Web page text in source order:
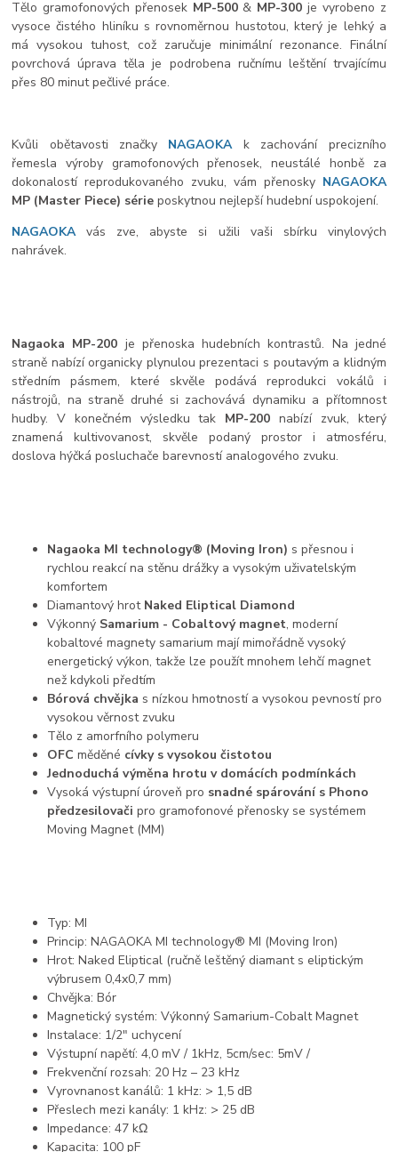
Tělo gramofonových přenosek MP-500& MP-300 je vyrobeno z
vysoce čistého hliníku s rovnoměrnou hustotou, který je lehký a
má vysokou tuhost, což zaručuje minimální rezonance. Finální
povrchová úprava těla je podrobena ručnímu leštění trvajícímu
přes 80 minut pečlivé práce.
Kvůli obětavosti značky NAGAOKAk zachování precizního
řemesla výroby gramofonových přenosek, neustálé honbě za
dokonalostí reprodukovaného zvuku, vám přenosky NAGAOKA
MP (Master Piece) série poskytnou nejlepší hudební uspokojení.
NAGAOKAvás zve, abyste si užili vaši sbírku vinylových
nahrávek.
Nagaoka MP-200 je přenoska hudebních kontrastů. Na jedné
straně nabízí organicky plynulou prezentaci s poutavým a klidným
středním pásmem, které skvěle podává reprodukci vokálů i
nástrojů, na straně druhé si zachovává dynamiku a přítomnost
hudby. V konečném výsledku tak MP-200 nabízí zvuk, který
znamená kultivovanost, skvěle podaný prostor i atmosféru,
doslova hýčká posluchače barevností analogového zvuku.
Nagaoka MI technology® (Moving Iron) s přesnou i
rychlou reakcí na stěnu drážky a vysokým uživatelským
komfortem
Diamantový hrot Naked Eliptical Diamond
Výkonný Samarium - Cobaltový magnet, moderní
kobaltové magnety samarium mají mimořádně vysoký
energetický výkon, takže lze použít mnohem lehčí magnet
než kdykoli předtím
Bórová chvějka s nízkou hmotností a vysokou pevností pro
vysokou věrnost zvuku
Tělo z amorfního polymeru
OFC měděné cívky s vysokou čistotou
Jednoduchá výměna hrotu v domácích podmínkách
Vysoká výstupní úroveň pro snadné spárování s Phono
předzesilovači pro gramofonové přenosky se systémem
Moving Magnet (MM)
Typ: MI
Princip: NAGAOKA MI technology® MI (Moving Iron)
Hrot: Naked Eliptical (ručně leštěný diamant s eliptickým
výbrusem 0,4x0,7 mm)
Chvějka: Bór
Magnetický systém: Výkonný Samarium-Cobalt Magnet
Instalace: 1/2″ uchycení
Výstupní napětí: 4,0 mV / 1kHz, 5cm/sec: 5mV /
Frekvenční rozsah: 20 Hz – 23 kHz
Vyrovnanost kanálů: 1 kHz: > 1,5 dB
Přeslech mezi kanály: 1 kHz: > 25 dB
Impedance: 47 kΩ
Kapacita: 100 pF